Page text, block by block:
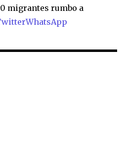
migrantes rumbo a
WhatsApp